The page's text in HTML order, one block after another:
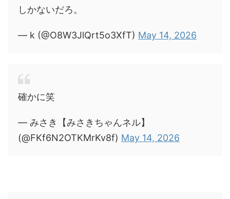
しかないだろ。
— k (@O8W3JlQrt5o3XfT) May 14, 2026
確かに笑
— みさき【みさきちゃんネル】
(@FKf6N2OTKMrKv8f) May 14, 2026